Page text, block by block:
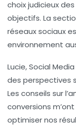
choix judicieux
objectifs. La
réseaux sociaux
environnement
Lucie, Social
des perspectives
Les conseils sur
conversions
optimiser nos